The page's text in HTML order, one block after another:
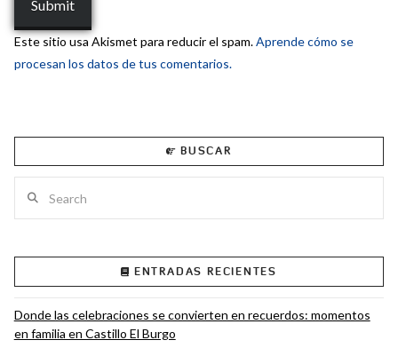
Este sitio usa Akismet para reducir el spam.Aprende cómo se
procesan los datos de tus comentarios.
BUSCAR
ENTRADAS RECIENTES
Donde las celebraciones se convierten en recuerdos: momentos
en familia en Castillo El Burgo